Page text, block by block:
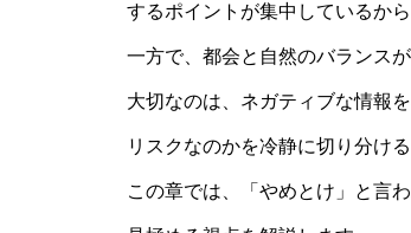
するポイントが集中しているから
一方で、都会と自然のバランス
大切なのは、ネガティブな情報
リスクなのかを冷静に切り分ける
この章では、「やめとけ」と言